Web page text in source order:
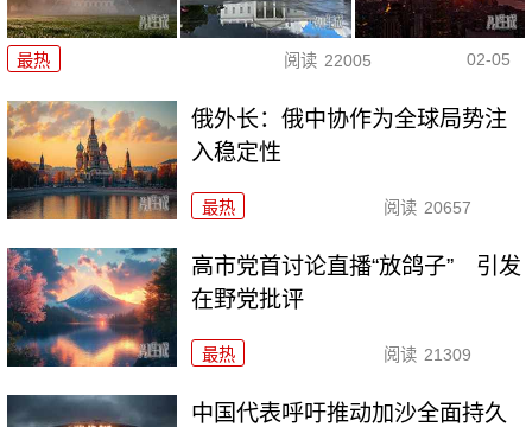
最热 阅读 22005 02-05
俄外长：俄中协作为全球局势注
入稳定性
最热 阅读 20657
高市党首讨论直播“放鸽子” 引发
在野党批评
最热 阅读 21309
中国代表呼吁推动加沙全面持久